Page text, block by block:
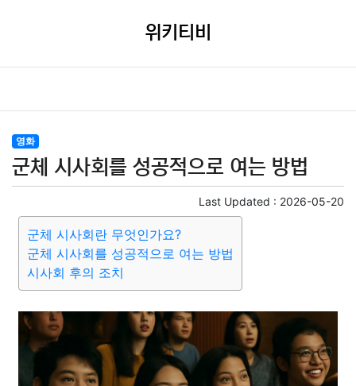
위키티비
영화
군체 시사회를 성공적으로 여는 방법
Last Updated : 2026-05-20
군체 시사회란 무엇인가요?
군체 시사회를 성공적으로 여는 방법
시사회 후의 조치